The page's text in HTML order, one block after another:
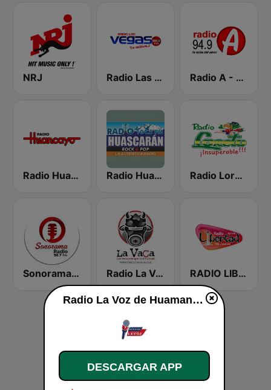
NRJ Radio Las Vegas Cusco Radio A - 94.9 FM
Radio Huancayo Radio Huascaran 104.5 FM Radio Loreto
Sonorama Radio Radio La Vaca RADIO LIBERTAD DE JUNIN
Radio La Voz de Huamanga en vivo
DESCARGAR APP